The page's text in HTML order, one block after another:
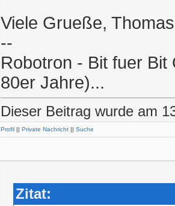
Viele Grueße,
--
Robotron - Bit fuer
80er Jahre)...
Dieser Beitrag wurde am
Profil || Private Nachricht || Suche
Zitat: